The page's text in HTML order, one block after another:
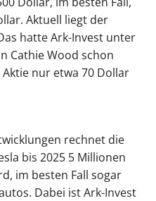
Aktuell liegt der
hatte Ark-Invest unter
Cathie Wood schon
nur etwa 70 Dollar
rechnet die
bis 2025 5 Millionen
im besten Fall sogar
Dabei ist Ark-Invest